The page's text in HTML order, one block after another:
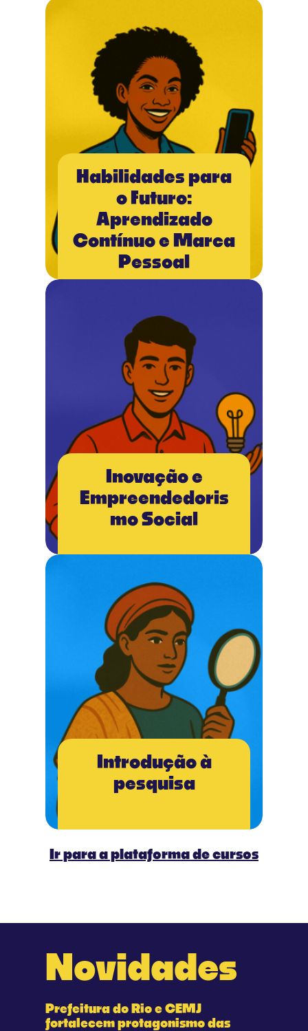
Habilidades para
o Futuro:
Aprendizado
Contínuo e Marca
Pessoal
Inovação e
Empreendedoris
mo Social
Introdução à
pesquisa
Ir para a plataforma de cursos
Novidades
Prefeitura do Rio e CEMJ
fortalecem protagonismo das